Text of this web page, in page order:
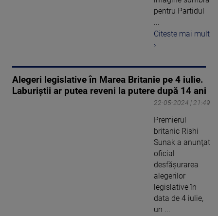
pentru Partidul
Citeste mai mult
›
Alegeri legislative în Marea Britanie pe 4 iulie.
Laburiștii ar putea reveni la putere după 14 ani
22-05-2024 | 21:49
Premierul
britanic Rishi
Sunak a anunţat
oficial
desfăşurarea
alegerilor
legislative în
data de 4 iulie,
un ...